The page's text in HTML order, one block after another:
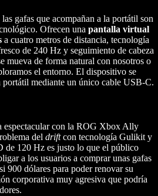
gafas que acompañan a la portátil son
Ofrecen una pantalla virtual
a cuatro metros de distancia, tecnología
de 240 Hz y seguimiento de cabeza
mueva de forma natural con nosotros o
el entorno. El dispositivo se
portátil mediante un único cable USB-C.
espectacular con la ROG Xbox Ally
del driftcon tecnología Gulikit y
de 120 Hz es justo lo que el público
a los usuarios a comprar unas gafas
900 dólares para poder renovar su
corporativa muy agresiva que podría